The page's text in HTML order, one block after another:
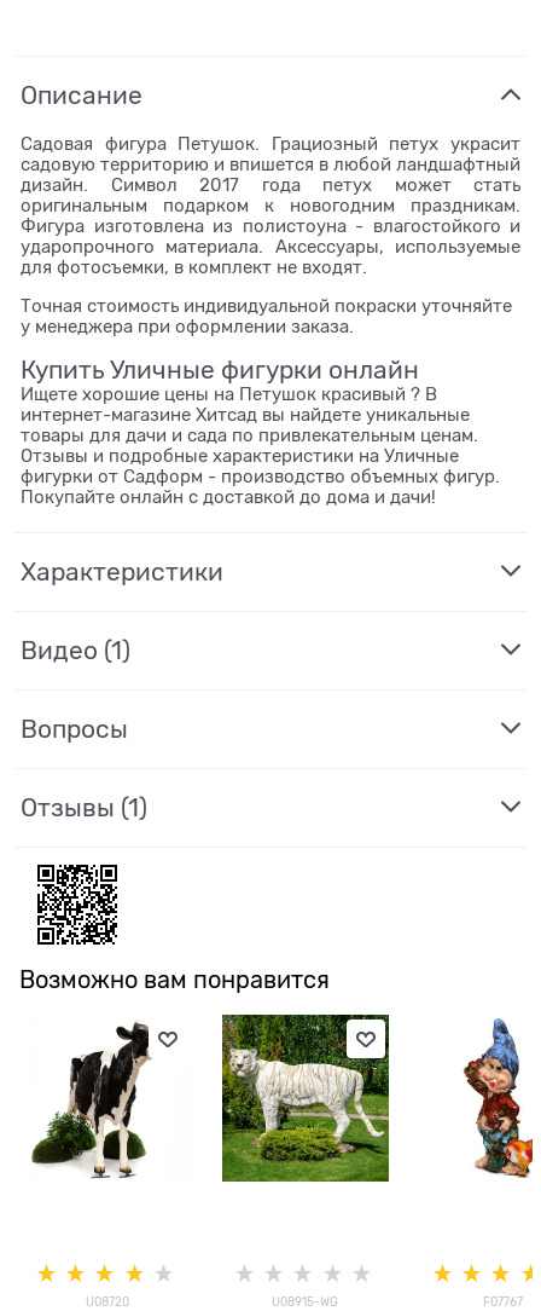
Описание
Садовая фигура Петушок. Грациозный петух украсит
садовую территорию и впишется в любой ландшафтный
дизайн. Символ 2017 года петух может стать
оригинальным подарком к новогодним праздникам.
Фигура изготовлена из полистоуна - влагостойкого и
ударопрочного материала. Аксессуары, используемые
для фотосъемки, в комплект не входят.
Точная стоимость индивидуальной покраски уточняйте
у менеджера при оформлении заказа.
Купить Уличные фигурки онлайн
Ищете хорошие цены на Петушок красивый ? В
интернет-магазине Хитсад вы найдете уникальные
товары для дачи и сада по привлекательным ценам.
Отзывы и подробные характеристики на Уличные
фигурки от Садформ - производство объемных фигур.
Покупайте онлайн с доставкой до дома и дачи!
Характеристики
Видео (1)
Вопросы
Отзывы (1)
Возможно вам понравится
U08720 U08915-WG F07767